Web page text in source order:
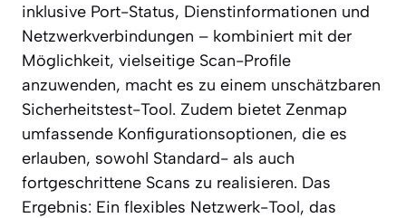
inklusive Port-Status, Dienstinformationen und
Netzwerkverbindungen – kombiniert mit der
Möglichkeit, vielseitige Scan-Profile
anzuwenden, macht es zu einem unschätzbaren
Sicherheitstest-Tool. Zudem bietet Zenmap
umfassende Konfigurationsoptionen, die es
erlauben, sowohl Standard- als auch
fortgeschrittene Scans zu realisieren. Das
Ergebnis: Ein flexibles Netzwerk-Tool, das